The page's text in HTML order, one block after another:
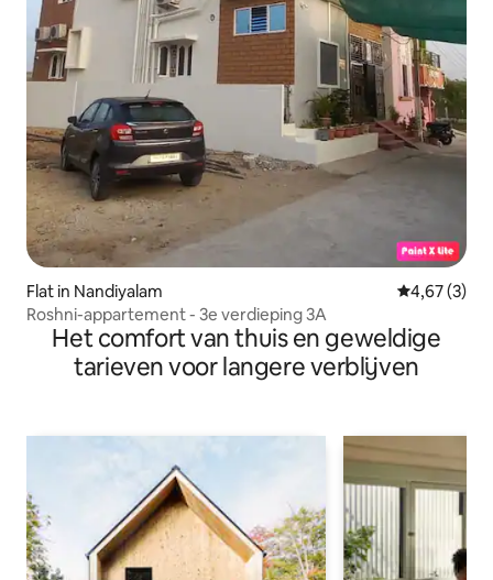
Flat in Nandiyalam
4,67 (3)
Roshni-appartement - 3e verdieping 3A
Het comfort van thuis en geweldige
tarieven voor langere verblijven